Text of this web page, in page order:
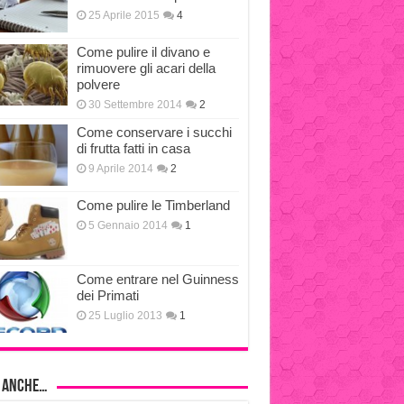
25 Aprile 2015 4
Come pulire il divano e
rimuovere gli acari della
polvere
30 Settembre 2014 2
Come conservare i succhi
di frutta fatti in casa
9 Aprile 2014 2
Come pulire le Timberland
5 Gennaio 2014 1
Come entrare nel Guinness
dei Primati
25 Luglio 2013 1
anche…